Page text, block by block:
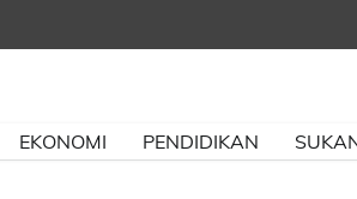
EKONOMI PENDIDIKAN